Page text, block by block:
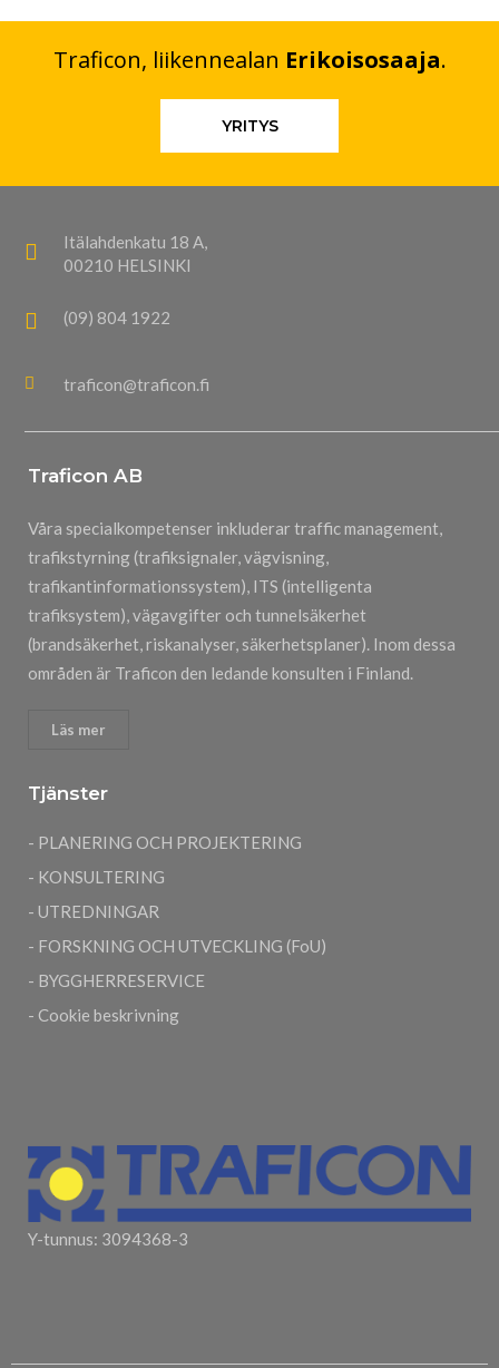
Traficon, liikennealan Erikoisosaaja.
YRITYS
Itälahdenkatu 18 A,
00210 HELSINKI
(09) 804 1922
traficon@traficon.fi
Traficon AB
Våra specialkompetenser inkluderar traffic management,
trafikstyrning (trafiksignaler, vägvisning,
trafikantinformationssystem), ITS (intelligenta
trafiksystem), vägavgifter och tunnelsäkerhet
(brandsäkerhet, riskanalyser, säkerhetsplaner). Inom dessa
områden är Traficon den ledande konsulten i Finland.
Läs mer
Tjänster
- PLANERING OCH PROJEKTERING
- KONSULTERING
- UTREDNINGAR
- FORSKNING OCH UTVECKLING (FoU)
- BYGGHERRESERVICE
- Cookie beskrivning
Y-tunnus: 3094368-3